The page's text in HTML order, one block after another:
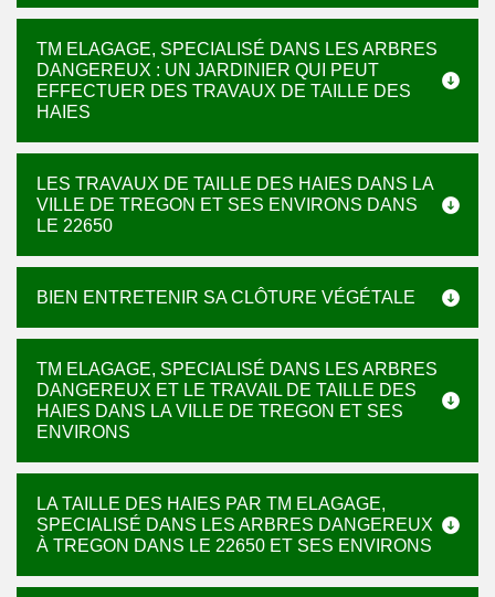
TM ELAGAGE, SPECIALISÉ DANS LES ARBRES
DANGEREUX : UN JARDINIER QUI PEUT
EFFECTUER DES TRAVAUX DE TAILLE DES
HAIES
LES TRAVAUX DE TAILLE DES HAIES DANS LA
VILLE DE TREGON ET SES ENVIRONS DANS
LE 22650
BIEN ENTRETENIR SA CLÔTURE VÉGÉTALE
TM ELAGAGE, SPECIALISÉ DANS LES ARBRES
DANGEREUX ET LE TRAVAIL DE TAILLE DES
HAIES DANS LA VILLE DE TREGON ET SES
ENVIRONS
LA TAILLE DES HAIES PAR TM ELAGAGE,
SPECIALISÉ DANS LES ARBRES DANGEREUX
À TREGON DANS LE 22650 ET SES ENVIRONS